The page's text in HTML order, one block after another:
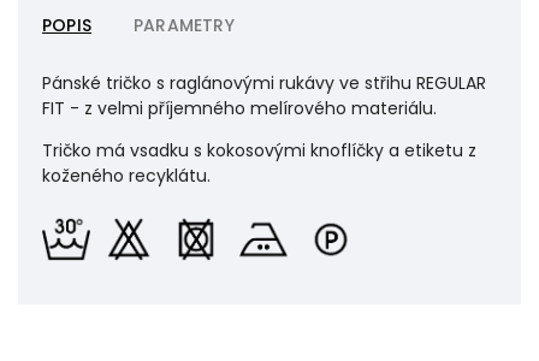
POPIS PARAMETRY
Pánské tričko s raglánovými rukávy ve střihu REGULAR
FIT - z velmi příjemného melírového materiálu.
Tričko má vsadku s kokosovými knoflíčky a etiketu z
koženého recyklátu.